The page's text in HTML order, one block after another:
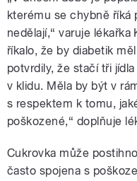
kterému se chybně říká
nedělají,“ varuje lékařka
říkalo, že by diabetik
potvrdily, že stačí tři
v klidu. Měla by být v
s respektem k tomu,
poškozené,“ doplňuje
Cukrovka může
často spojena s